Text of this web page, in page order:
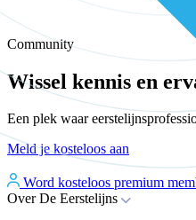
Community
Wissel kennis en
Een plek waar
Meld je kosteloos aan
Word kosteloos premium
Over De Eerstelijns